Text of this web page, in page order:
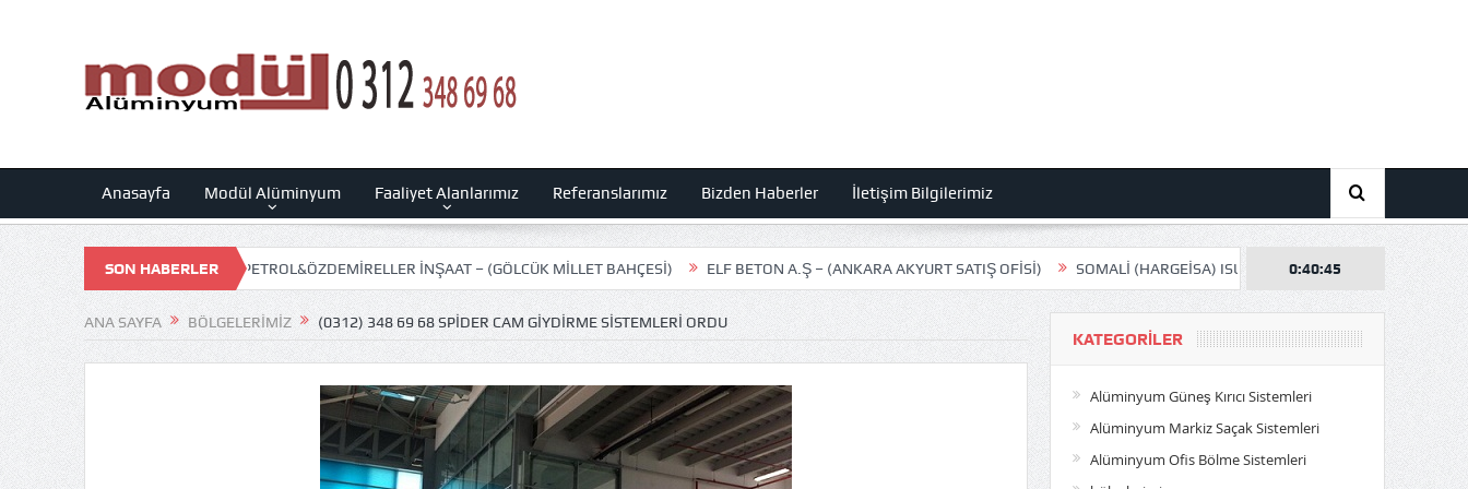
Anasayfa Modül Alüminyum Faaliyet Alanlarımız Referanslarımız Bizden Haberler İletişim Bilgilerimiz
SON HABERLER
KUMSAL PETROL&ÖZDEMİRELLER İNŞAAT – (GÖLCÜK MİLLET BAHÇESİ) ELF BETON A.Ş – (ANKARA AKYURT SATIŞ OFİSİ) SOMALİ (HARGEİSA) ISUZU SATIŞ MERKEZİ BAŞARI İNŞAAT
0:40:46
ANA SAYFA BÖLGELERIMIZ (0312) 348 69 68 SPIDER CAM GIYDIRME SISTEMLERI ORDU
KATEGORILER
Alüminyum Güneş Kırıcı Sistemleri
Alüminyum Markiz Saçak Sistemleri
Alüminyum Ofis Bölme Sistemleri